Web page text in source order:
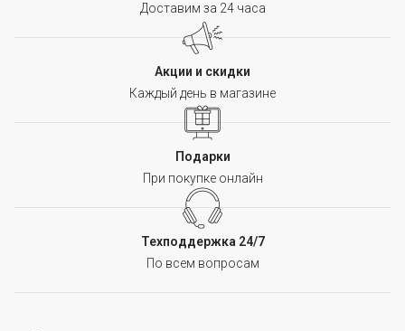
Доставим за 24 часа
Акции и скидки
Каждый день в магазине
Подарки
При покупке онлайн
Техподдержка 24/7
По всем вопросам